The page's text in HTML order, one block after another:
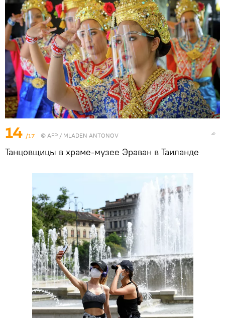
14 /17 © AFP / MLADEN ANTONOV
Танцовщицы в храме-музее Эраван в Таиланде